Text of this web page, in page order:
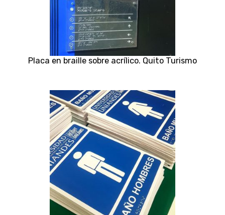
Placa en braille sobre acrílico. Quito Turismo